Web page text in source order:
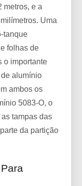
metros, e a
Uma
tanque
folhas de
o importante
alumínio
ambos os
5083-O, o
tampas das
da partição